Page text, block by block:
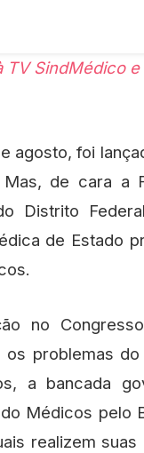
agosto, foi
Mas, de cara a
Distrito
de Estado
no
os problemas
a bancada
Médicos pelo
realizem